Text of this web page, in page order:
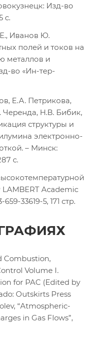
Изд-во
с.
Иванов Ю.
полей и токов на
металлов и
во «Ин-тер-
Е.А. Петрикова,
Черенда, Н.В. Бибик,
структуры и
электронно-
– Минск:
c.
Academic
33619-5, 171 стр.
Combustion,
Volume I.
for PAC (Edited by
Outskirts Press
“Atmospheric-
in Gas Flows”,